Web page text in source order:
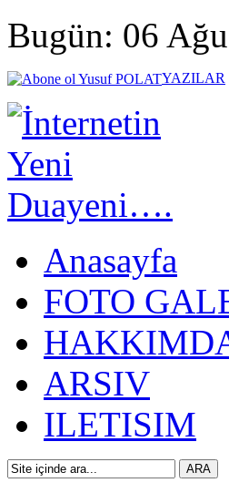
Bugün: 06
YAZILAR
Anasayfa
FOTO
ARSIV
ILETISIM